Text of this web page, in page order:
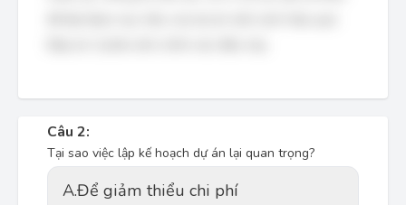
Câu 2:
Tại sao việc lập kế hoạch dự án lại quan trọng?
A.Để giảm thiểu chi phí